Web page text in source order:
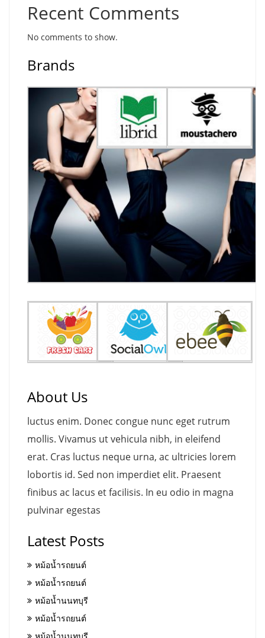
Recent Comments
No comments to show.
Brands
About Us
luctus enim. Donec congue nunc eget rutrum
mollis. Vivamus ut vehicula nibh, in eleifend
erat. Cras luctus neque urna, ac ultricies lorem
lobortis id. Sed non imperdiet elit. Praesent
finibus ac lacus et facilisis. In eu odio in magna
pulvinar egestas
Latest Posts
หม้อน้ำรถยนต์
หม้อน้ำรถยนต์
หม้อน้ำนนทบุรี
หม้อน้ำรถยนต์